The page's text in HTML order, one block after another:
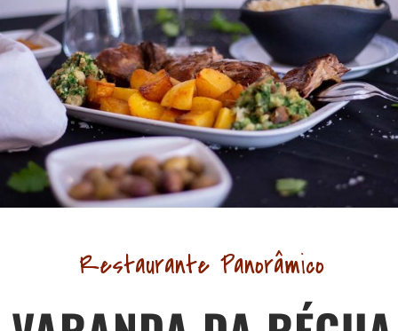
Restaurante Panorâmico